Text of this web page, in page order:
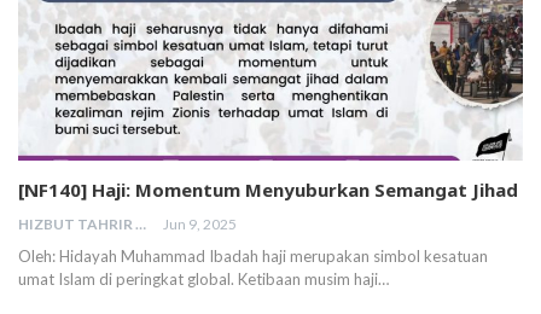
[NF140] Haji: Momentum Menyuburkan Semangat Jihad
HIZBUT TAHRIR MALAYSIA Jun 9, 2025
Oleh: Hidayah Muhammad Ibadah haji merupakan simbol kesatuan
umat Islam di peringkat global. Ketibaan musim haji…